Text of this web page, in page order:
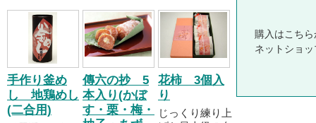
手作り釜め
し 地鶏めし
(二合用)
傳六の抄 5
本入り(かぼ
す・栗・梅・
花柿 3個入
り
じっくり練り上
購入はこちら
ネットショ